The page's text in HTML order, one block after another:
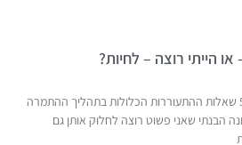
הייתי רוצה – לחיות?
זאת השאלה הראשונה מתוך 5 שאלות ההתעוררות הכלולות בתהליך ההתמרה
הבנתי שאני פשוט רוצה לחלוק אותן גם